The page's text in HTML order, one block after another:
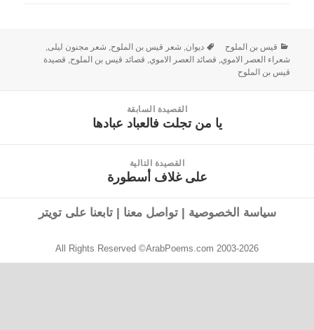
قيس بن الملوح ديوان, شعر قيس بن الملوح, شعر مجنون ليلى,
شعراء العصر الاموي, قصائد العصر الاموي, قصائد قيس بن الملوح, قصيدة
قيس بن الملوح
القصيدة السابقة
يا من تجلت فالعباد عبادها
القصيدة التالية
على غلاف أسطورة
سياسة الخصوصية |تواصل معنا |تابعنا على تويتر
All Rights Reserved ©ArabPoems.com 2003-2026